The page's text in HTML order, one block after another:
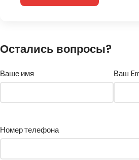
Остались вопросы?
Ваше имя Ваш
Номер телефона